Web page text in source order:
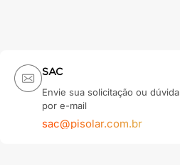
SAC
Envie sua solicitação ou dúvida
por e-mail
sac@pisolar.com.br